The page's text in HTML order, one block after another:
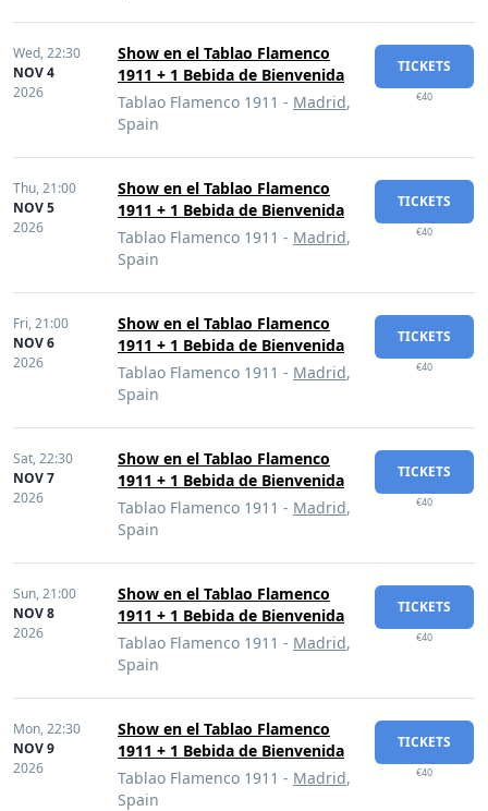
Wed,22:30
NOV 4
2026
Show en el Tablao Flamenco
1911 + 1 Bebida de Bienvenida
Tablao Flamenco 1911 - Madrid,
Spain
TICKETS
€40
Thu,21:00
NOV 5
2026
Show en el Tablao Flamenco
1911 + 1 Bebida de Bienvenida
Tablao Flamenco 1911 - Madrid,
Spain
TICKETS
€40
Fri,21:00
NOV 6
2026
Show en el Tablao Flamenco
1911 + 1 Bebida de Bienvenida
Tablao Flamenco 1911 - Madrid,
Spain
TICKETS
€40
Sat,22:30
NOV 7
2026
Show en el Tablao Flamenco
1911 + 1 Bebida de Bienvenida
Tablao Flamenco 1911 - Madrid,
Spain
TICKETS
€40
Sun,21:00
NOV 8
2026
Show en el Tablao Flamenco
1911 + 1 Bebida de Bienvenida
Tablao Flamenco 1911 - Madrid,
Spain
TICKETS
€40
Mon,22:30
NOV 9
2026
Show en el Tablao Flamenco
1911 + 1 Bebida de Bienvenida
Tablao Flamenco 1911 - Madrid,
Spain
TICKETS
€40